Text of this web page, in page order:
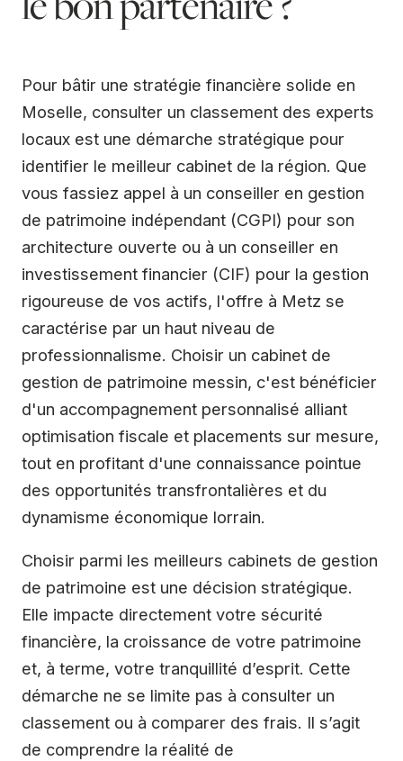
Pour bâtir une stratégie financière solide en
Moselle, consulter un classement des experts
locaux est une démarche stratégique pour
identifier le meilleur cabinet de la région. Que
vous fassiez appel à un conseiller en gestion
de patrimoine indépendant (CGPI) pour son
architecture ouverte ou à un conseiller en
investissement financier (CIF) pour la gestion
rigoureuse de vos actifs, l'offre à Metz se
caractérise par un haut niveau de
professionnalisme. Choisir un cabinet de
gestion de patrimoine messin, c'est bénéficier
d'un accompagnement personnalisé alliant
optimisation fiscale et placements sur mesure,
tout en profitant d'une connaissance pointue
des opportunités transfrontalières et du
dynamisme économique lorrain.
Choisir parmi les meilleurs cabinets de gestion
de patrimoine est une décision stratégique.
Elle impacte directement votre sécurité
financière, la croissance de votre patrimoine
et, à terme, votre tranquillité d’esprit. Cette
démarche ne se limite pas à consulter un
classement ou à comparer des frais. Il s’agit
de comprendre la réalité de